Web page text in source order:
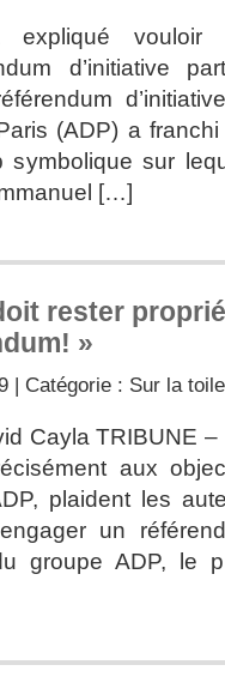
expliqué
d’initiative
(ADP) a
sur
[…]
rester
»
| Catégorie : Sur la toile
Cayla TRIBUNE
aux
plaident les
un
groupe ADP, le